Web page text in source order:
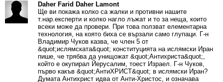
Daher Farid Daher Lamont
Ще ви покажа колко са жалки и противни нашите
т.нар.експерти и колко нагло лъжат и то за неща, които
всеки може да провери. При това ползват елементарна
технология, на която биха се вързали само глупаци. Г-н
Владимир Чуков казва, че член 5 от
&quot;ислямската&quot; конституцията на ислямски Иран
пише, че трябва да унищожат &quot;Антихриста&quot;,
който е окупирал Йерусалим, тоест Израел. Г-н Чуков,
първо какъв &quot;АнтиХРИСТ&quot; в ислямски Иран?
Думата Антихрист идва от Анти-Христос, и означава